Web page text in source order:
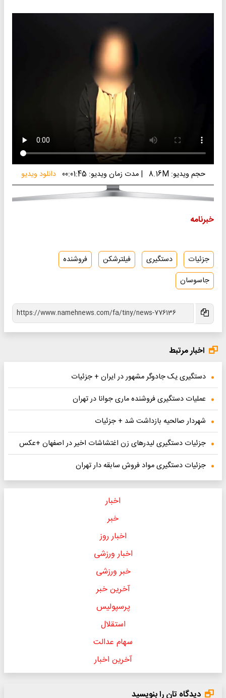
حجم ویدیو: 8.16M |مدت زمان ویدیو: 00:01:45 دانلود ویدیو
خبرنامه
جزئیات دستگیری فیلترشکن
فروشنده
جاسوسان
اخبار مرتبط
دستگیری یک جادوگر مشهور در ایران + جزئیات
عملیات دستگیری فروشنده ماری جوانا در تهران
شهردار صالحیه بازداشت شد + جزئیات
جزئیات دستگیری لیدرهای زن اغتشاشات اخیر در اصفهان +عکس
جزئیات دستگیری مواد فروش سابقه دار تهران
اخبار
خبر
اخبار روز
اخبار ورزشی
خبر ورزشی
آخرین خبر
پرسپولیس
استقلال
سهام عدالت
آخرین اخبار
دیدگاه تان را بنویسید